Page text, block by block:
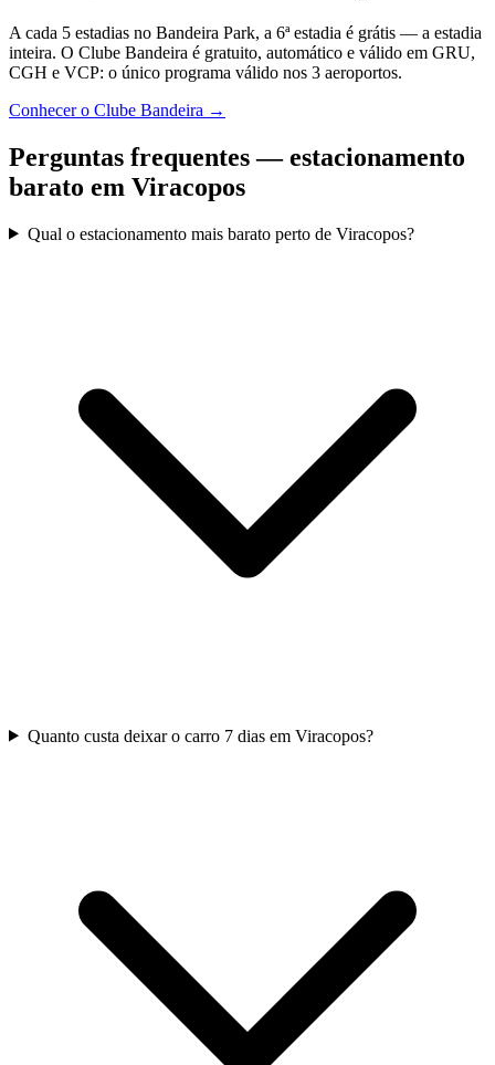
A cada 5 estadias no Bandeira Park, a 6ª estadia é grátis — a estadia
inteira. O Clube Bandeira é gratuito, automático e válido em GRU,
CGH e VCP: o único programa válido nos 3 aeroportos.
Conhecer o Clube Bandeira →
Perguntas frequentes — estacionamento
barato em Viracopos
Qual o estacionamento mais barato perto de Viracopos?
Quanto custa deixar o carro 7 dias em Viracopos?